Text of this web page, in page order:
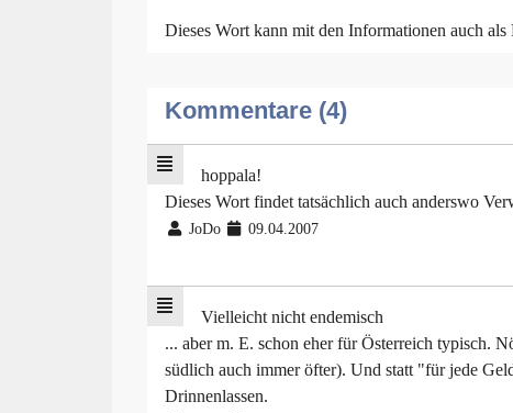
Dieses Wort kann mit den Informationen auch als
Kommentare (4)
hoppala!
Dieses Wort findet tatsächlich auch anderswo
JoDo 09.04.2007
Vielleicht nicht endemisch
... aber m. E. schon eher für Österreich typisch.
südlich auch immer öfter). Und statt "für jede
Drinnenlassen.